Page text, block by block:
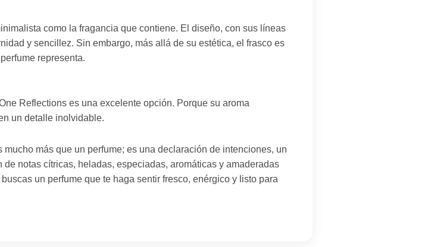
como la fragancia que contiene. El diseño, con sus líneas
y sencillez. Sin embargo, más allá de su estética, el frasco es
representa.
Reflections es una excelente opción. Porque su aroma
un detalle inolvidable.
más que un perfume; es una declaración de intenciones, un
notas cítricas, heladas, especiadas, aromáticas y amaderadas
un perfume que te haga sentir fresco, enérgico y listo para